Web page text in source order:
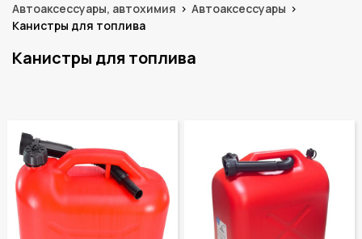
Автоаксессуары, автохимия
Автоаксессуары
Канистры для топлива
Канистры для топлива